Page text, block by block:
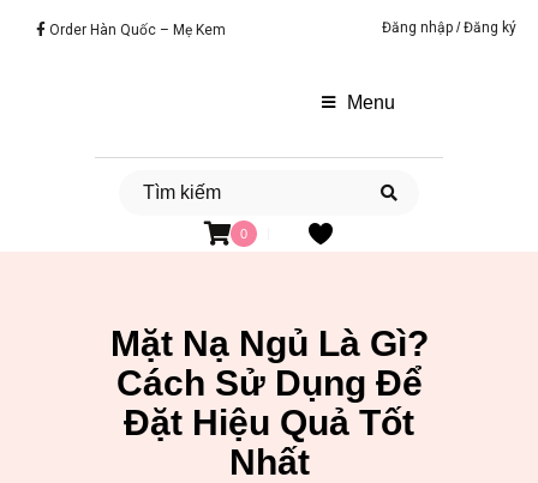
Order Hàn Quốc – Mẹ Kem Đăng nhập /Đăng ký
Menu
0
Mặt Nạ Ngủ Là Gì?
Cách Sử Dụng Để
Đặt Hiệu Quả Tốt
Nhất